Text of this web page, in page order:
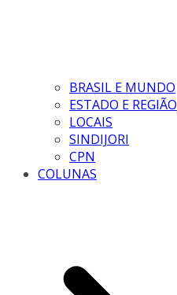
BRASIL E MUNDO
ESTADO E REGIÃO
LOCAIS
SINDIJORI
CPN
COLUNAS